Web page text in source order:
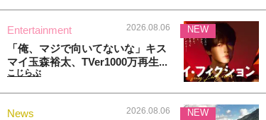
Entertainment 2026.08.06
「俺、マジで向いてないな」キス
マイ玉森裕太、TVer1000万再生...
こじらぶ
NEW
News 2026.08.06 NEW